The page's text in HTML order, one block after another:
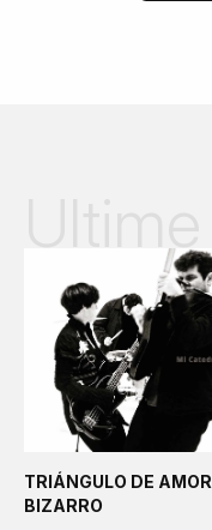
TRIÁNGULO DE AMOR
BIZARRO